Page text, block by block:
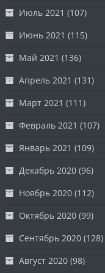
Июль 2021 (107)
Июнь 2021 (115)
Май 2021 (136)
Апрель 2021 (131)
Март 2021 (111)
Февраль 2021 (107)
Январь 2021 (109)
Декабрь 2020 (96)
Ноябрь 2020 (112)
Октябрь 2020 (99)
Сентябрь 2020 (128)
Август 2020 (98)